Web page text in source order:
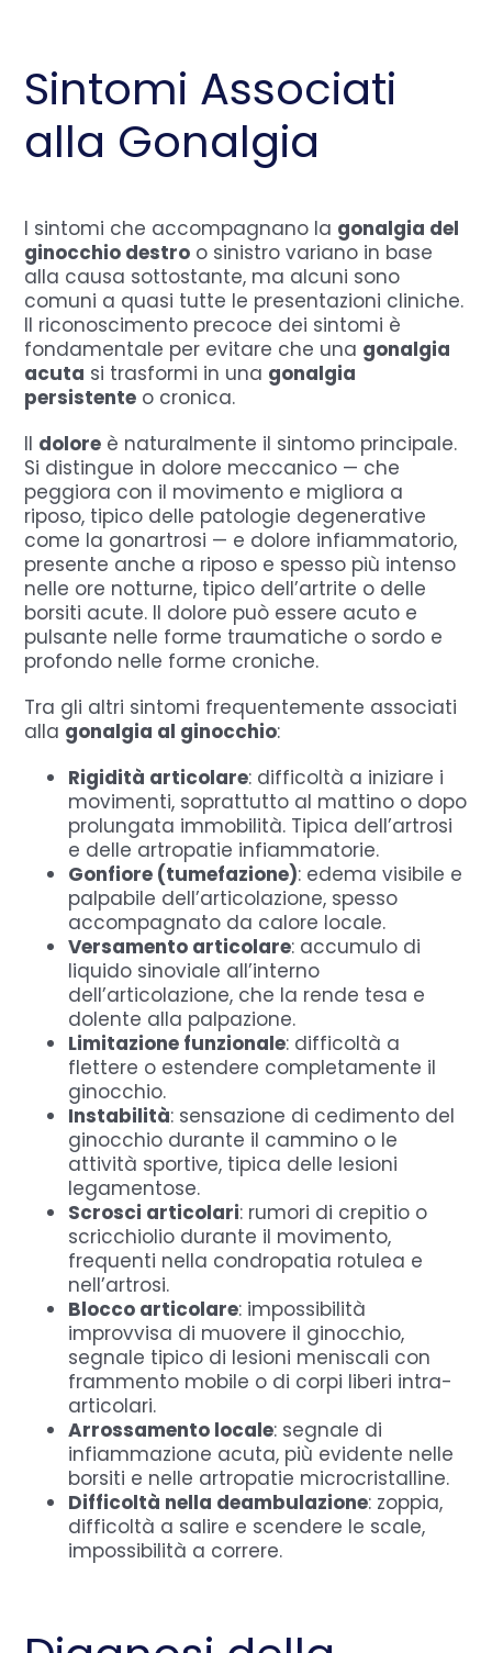
Sintomi Associati
alla Gonalgia
I sintomi che accompagnano la gonalgia del
ginocchio destro o sinistro variano in base
alla causa sottostante, ma alcuni sono
comuni a quasi tutte le presentazioni cliniche.
Il riconoscimento precoce dei sintomi è
fondamentale per evitare che una gonalgia
acuta si trasformi in una gonalgia
persistente o cronica.
Il dolore è naturalmente il sintomo principale.
Si distingue in dolore meccanico — che
peggiora con il movimento e migliora a
riposo, tipico delle patologie degenerative
come la gonartrosi — e dolore infiammatorio,
presente anche a riposo e spesso più intenso
nelle ore notturne, tipico dell’artrite o delle
borsiti acute. Il dolore può essere acuto e
pulsante nelle forme traumatiche o sordo e
profondo nelle forme croniche.
Tra gli altri sintomi frequentemente associati
alla gonalgia al ginocchio:
Rigidità articolare: difficoltà a iniziare i
movimenti, soprattutto al mattino o dopo
prolungata immobilità. Tipica dell’artrosi
e delle artropatie infiammatorie.
Gonfiore (tumefazione): edema visibile e
palpabile dell’articolazione, spesso
accompagnato da calore locale.
Versamento articolare: accumulo di
liquido sinoviale all’interno
dell’articolazione, che la rende tesa e
dolente alla palpazione.
Limitazione funzionale: difficoltà a
flettere o estendere completamente il
ginocchio.
Instabilità: sensazione di cedimento del
ginocchio durante il cammino o le
attività sportive, tipica delle lesioni
legamentose.
Scrosci articolari: rumori di crepitio o
scricchiolio durante il movimento,
frequenti nella condropatia rotulea e
nell’artrosi.
Blocco articolare: impossibilità
improvvisa di muovere il ginocchio,
segnale tipico di lesioni meniscali con
frammento mobile o di corpi liberi intra-
articolari.
Arrossamento locale: segnale di
infiammazione acuta, più evidente nelle
borsiti e nelle artropatie microcristalline.
Difficoltà nella deambulazione: zoppia,
difficoltà a salire e scendere le scale,
impossibilità a correre.